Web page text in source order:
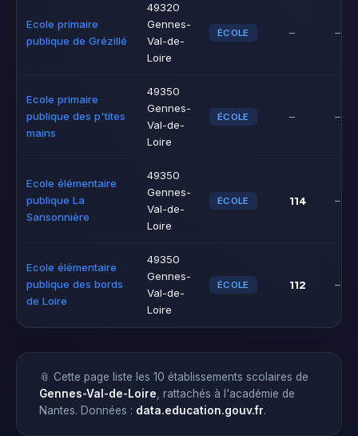
Ecole primaire
publique de Grézillé
49320
Gennes-
Val-de-
Loire
ÉCOLE – –
Ecole primaire
publique des p'tites
mains
49350
Gennes-
Val-de-
Loire
ÉCOLE – –
Ecole élémentaire
publique La
Sansonnière
49350
Gennes-
Val-de-
Loire
ÉCOLE 114 –
Ecole élémentaire
publique des bords
de Loire
49350
Gennes-
Val-de-
Loire
ÉCOLE 112 –
📎 Cette page liste les 10 établissements scolaires de
Gennes-Val-de-Loire , rattachés à l'académie de
Nantes. Données : data.education.gouv.fr.